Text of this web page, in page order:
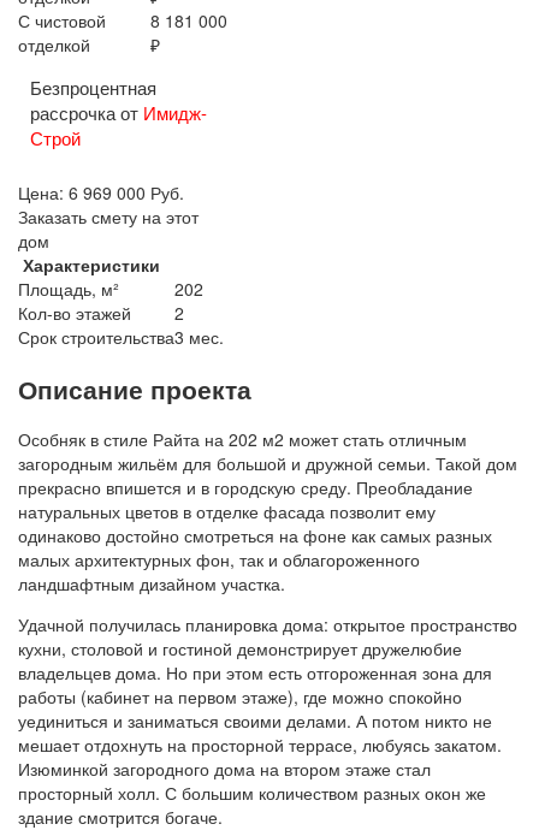
С чистовой
отделкой
8 181 000
₽
Безпроцентная
рассрочка от Имидж-
Строй
Цена: 6 969 000 Руб.
Заказать смету на этот
дом
Характеристики
Площадь, м²
202
Кол-во этажей
2
Срок строительства3 мес.
Описание проекта
Особняк в стиле Райта на 202 м2 может стать отличным
загородным жильём для большой и дружной семьи. Такой дом
прекрасно впишется и в городскую среду. Преобладание
натуральных цветов в отделке фасада позволит ему
одинаково достойно смотреться на фоне как самых разных
малых архитектурных фон, так и облагороженного
ландшафтным дизайном участка.
Удачной получилась планировка дома: открытое пространство
кухни, столовой и гостиной демонстрирует дружелюбие
владельцев дома. Но при этом есть отгороженная зона для
работы (кабинет на первом этаже), где можно спокойно
уединиться и заниматься своими делами. А потом никто не
мешает отдохнуть на просторной террасе, любуясь закатом.
Изюминкой загородного дома на втором этаже стал
просторный холл. С большим количеством разных окон же
здание смотрится богаче.